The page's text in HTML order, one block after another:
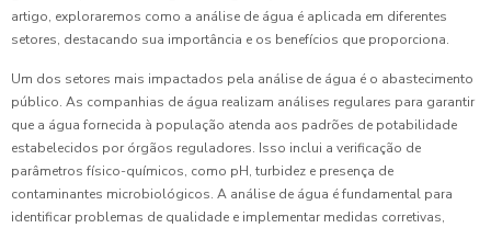
artigo, exploraremos como a análise de água é aplicada em diferentes
setores, destacando sua importância e os benefícios que proporciona.
Um dos setores mais impactados pela análise de água é o abastecimento
público. As companhias de água realizam análises regulares para garantir
que a água fornecida à população atenda aos padrões de potabilidade
estabelecidos por órgãos reguladores. Isso inclui a verificação de
parâmetros físico-químicos, como pH, turbidez e presença de
contaminantes microbiológicos. A análise de água é fundamental para
identificar problemas de qualidade e implementar medidas corretivas,